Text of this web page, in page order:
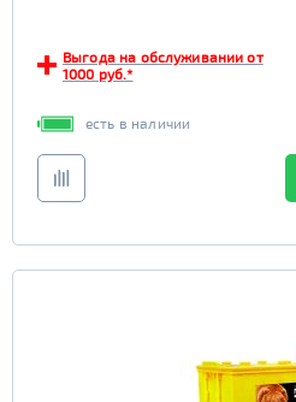
Выгода на обслуживании от
1000 руб.*
есть в наличии